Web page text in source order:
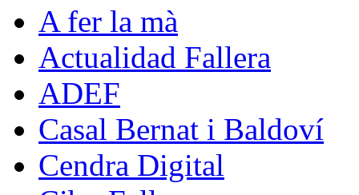
A fer la mà
Actualidad Fallera
ADEF
Casal Bernat i Baldoví
Cendra Digital